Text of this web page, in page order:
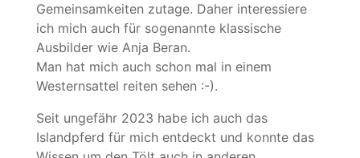
Gemeinsamkeiten zutage. Daher interessiere
ich mich auch für sogenannte klassische
Ausbilder wie Anja Beran.
Man hat mich auch schon mal in einem
Westernsattel reiten sehen :-).
Seit ungefähr 2023 habe ich auch das
Islandpferd für mich entdeckt und konnte das